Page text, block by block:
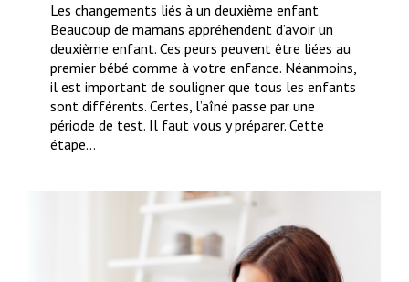
Les changements liés à un deuxième enfant
Beaucoup de mamans appréhendent d’avoir un
deuxième enfant. Ces peurs peuvent être liées au
premier bébé comme à votre enfance. Néanmoins,
il est important de souligner que tous les enfants
sont différents. Certes, l’aîné passe par une
période de test. Il faut vous y préparer. Cette
étape…